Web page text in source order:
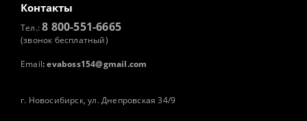
Контакты
Тел.:8 800-551-6665
(звонок бесплатный)
Email: evaboss154@gmail.com
г. Новосибирск, ул. Днепровская 34/9